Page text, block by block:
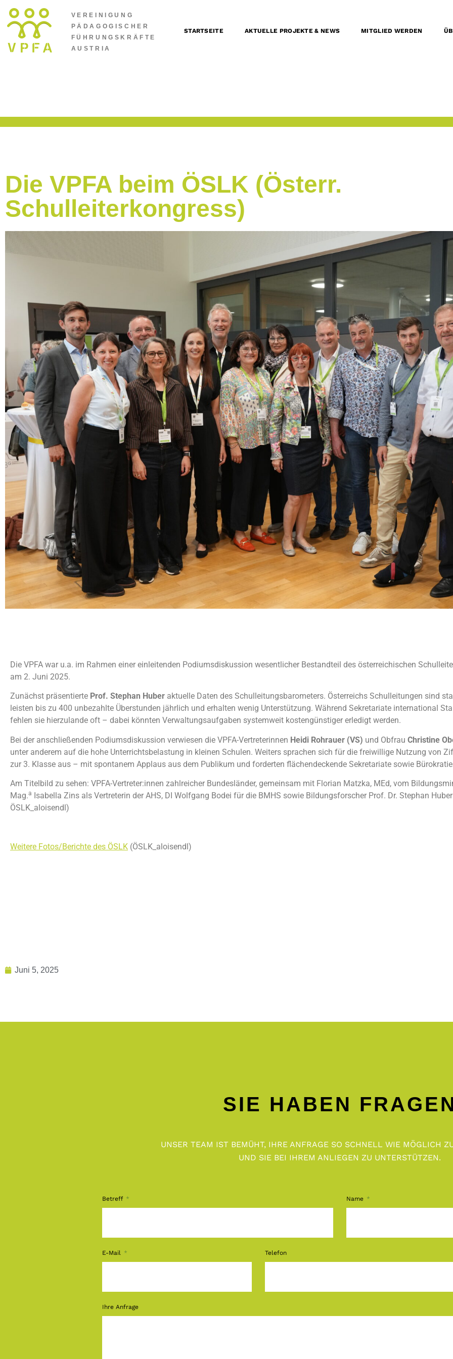
VEREINIGUNG
PÄDAGOGISCHER
FÜHRUNGSKRÄFTE
AUSTRIA
STARTSEITE AKTUELLE PROJEKTE & NEWS MITGLIED WERDEN
Die VPFA beim ÖSLK (Österr.
Schulleiterkongress)
Die VPFA war u.a. im Rahmen einer einleitenden Podiumsdiskussion wesentlicher Bestandteil des österreichischen
am 2. Juni 2025.
Zunächst präsentierte Prof. Stephan Huber aktuelle Daten des Schulleitungsbarometers. Österreichs Schulleitungen sind
leisten bis zu 400 unbezahlte Überstunden jährlich und erhalten wenig Unterstützung. Während Sekretariate international
fehlen sie hierzulande oft – dabei könnten Verwaltungsaufgaben systemweit kostengünstiger erledigt werden.
Bei der anschließenden Podiumsdiskussion verwiesen die VPFA-Vertreterinnen Heidi Rohrauer (VS) und Obfrau Christine
unter anderem auf die hohe Unterrichtsbelastung in kleinen Schulen. Weiters sprachen sich für die freiwillige Nutzung von
zur 3. Klasse aus – mit spontanem Applaus aus dem Publikum und forderten flächendeckende Sekretariate sowie
Am Titelbild zu sehen: VPFA-Vertreter:innen zahlreicher Bundesländer, gemeinsam mit Florian Matzka, MEd, vom
Mag.a
Isabella Zins als Vertreterin der AHS, DI Wolfgang Bodei für die BMHS sowie Bildungsforscher Prof. Dr. Stephan
ÖSLK_aloisendl)
Weitere Fotos/Berichte des ÖSLK (ÖSLK_aloisendl)
Juni 5, 2025
SIE HABEN
UNSER TEAM IST BEMÜHT, IHRE ANFRAGE SO SCHNELL WIE MÖGLICH
UND SIE BEI IHREM ANLIEGEN ZU UNTERSTÜTZEN.
Betreff Name
E-Mail Telefon
Ihre Anfrage